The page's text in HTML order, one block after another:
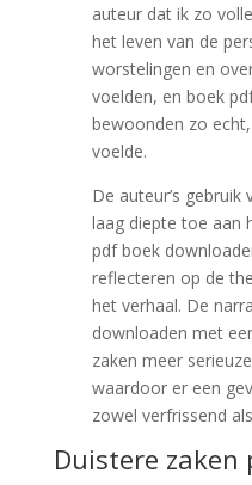
auteur dat ik zo
het leven van de
worstelingen en
voelden, en boek
bewoonden zo
voelde.
De auteur’s
laag diepte toe aan
pdf boek
reflecteren op de
het verhaal. De
downloaden met
zaken meer
waardoor er een
zowel verfrissend
Duistere zaken